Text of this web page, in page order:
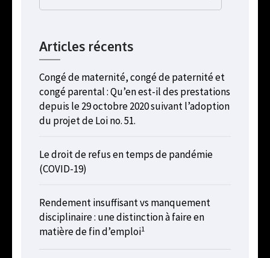
Articles récents
Congé de maternité, congé de paternité et
congé parental : Qu’en est-il des prestations
depuis le 29 octobre 2020 suivant l’adoption
du projet de Loi no. 51.
Le droit de refus en temps de pandémie
(COVID-19)
Rendement insuffisant vs manquement
disciplinaire : une distinction à faire en
matière de fin d’emploi1